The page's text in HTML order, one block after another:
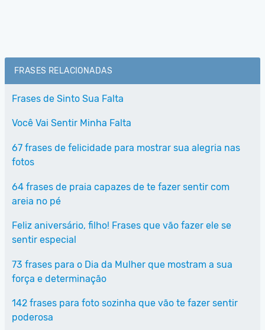
FRASES RELACIONADAS
Frases de Sinto Sua Falta
Você Vai Sentir Minha Falta
67 frases de felicidade para mostrar sua alegria nas
fotos
64 frases de praia capazes de te fazer sentir com
areia no pé
Feliz aniversário, filho! Frases que vão fazer ele se
sentir especial
73 frases para o Dia da Mulher que mostram a sua
força e determinação
142 frases para foto sozinha que vão te fazer sentir
poderosa